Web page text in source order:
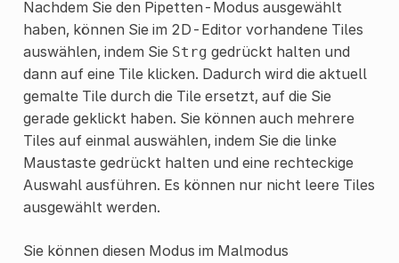
Nachdem Sie den Pipetten-Modus ausgewählt
haben, können Sie im 2D-Editor vorhandene Tiles
auswählen, indem Sie Strg gedrückt halten und
dann auf eine Tile klicken. Dadurch wird die aktuell
gemalte Tile durch die Tile ersetzt, auf die Sie
gerade geklickt haben. Sie können auch mehrere
Tiles auf einmal auswählen, indem Sie die linke
Maustaste gedrückt halten und eine rechteckige
Auswahl ausführen. Es können nur nicht leere Tiles
ausgewählt werden.
Sie können diesen Modus im Malmodus